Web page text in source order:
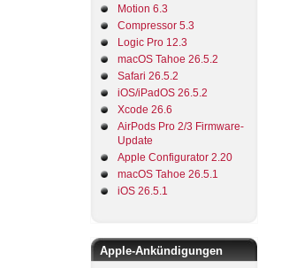
Motion 6.3
Compressor 5.3
Logic Pro 12.3
macOS Tahoe 26.5.2
Safari 26.5.2
iOS/iPadOS 26.5.2
Xcode 26.6
AirPods Pro 2/3 Firmware-
Update
Apple Configurator 2.20
macOS Tahoe 26.5.1
iOS 26.5.1
Apple-Ankündigungen